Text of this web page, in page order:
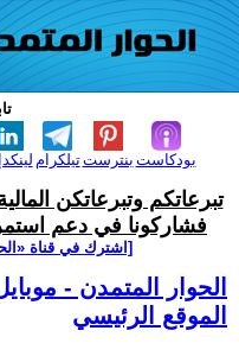
تيلكرامبنترست بودكاست
تبرعاتكم وتبرعاتكن
فشاركونا في دعم
[اشترك في قناة
الحوار المتمدن -
الموقع الرئيسي